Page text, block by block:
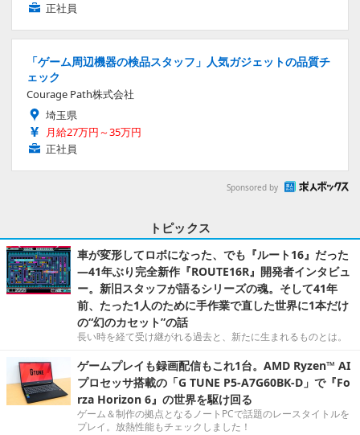
正社員
「ゲーム周辺機器の検品スタッフ」人気ガジェットの品質チ
ェック
Courage Path株式会社
埼玉県
月給27万円～35万円
正社員
Sponsored by
トピックス
車が変形してロボになった、でも『ルート16』だった
―41年ぶり完全新作『ROUTE16R』開発者インタビュ
ー。新旧スタッフが語るシリーズの魂。そして41年
前、たった1人のために手作業で直した世界に1本だけ
の“幻のカセット”の話
長い時を経て受け継がれる過去と、新たに生まれるものとは。
ゲームプレイも録画配信もこれ1台。AMD Ryzen™ AI
プロセッサ搭載の「G TUNE P5-A7G60BK-D」で『Fo
rza Horizon 6』の世界を駆け回る
ゲーム＆制作の拠点となるノートPCで話題のレースタイトルを
プレイ。放熱性能もチェックしました！